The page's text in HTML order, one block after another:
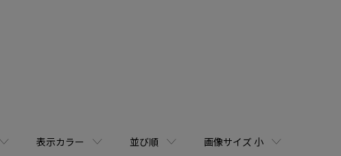
表示カラー 並び順 画像サイズ 小